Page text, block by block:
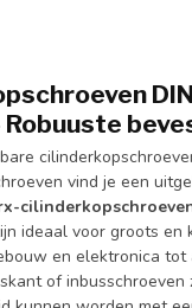
Robuuste
vind je een
ideaal voor groots en
en elektronica tot
of inbusschroeven